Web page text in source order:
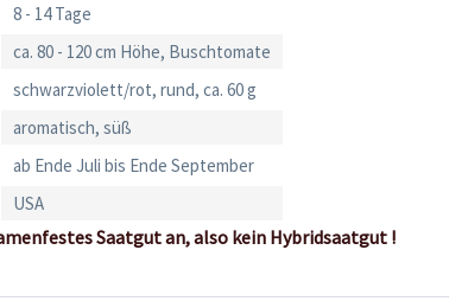
8 - 14 Tage
ca. 80 - 120 cm Höhe, Buschtomate
schwarzviolett/rot, rund, ca. 60 g
aromatisch, süß
ab Ende Juli bis Ende September
USA
Saatgut an, also kein Hybridsaatgut !